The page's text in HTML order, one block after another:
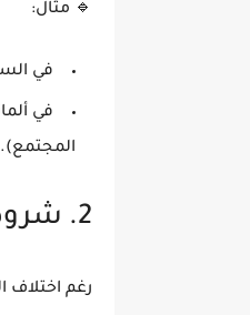
🔹 مثال:
في
في
المجتمع).
2. شروط ومتطلبات الحصول على الجنسية الأوروبية
رغم اختلاف